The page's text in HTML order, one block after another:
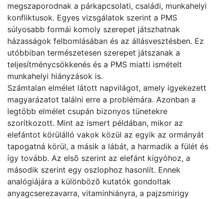
megszaporodnak a párkapcsolati, családi, munkahelyi
konfliktusok. Egyes vizsgálatok szerint a PMS
súlyosabb formái komoly szerepet játszhatnak
házasságok felbomlásában és az állásvesztésben. Ez
utóbbiban természetesen szerepet játszanak a
teljesítménycsökkenés és a PMS miatti ismételt
munkahelyi hiányzások is.
Számtalan elmélet látott napvilágot, amely igyekezett
magyarázatot találni erre a problémára. Azonban a
legtöbb elmélet csupán bizonyos tünetekre
szorítkozott. Mint az ismert példában, mikor az
elefántot körülálló vakok közül az egyik az ormányát
tapogatná körül, a másik a lábát, a harmadik a fülét és
így tovább. Az elsõ szerint az elefánt kígyóhoz, a
második szerint egy oszlophoz hasonlít. Ennek
analógiájára a különbözõ kutatók gondoltak
anyagcserezavarra, vitaminhiányra, a pajzsmirigy